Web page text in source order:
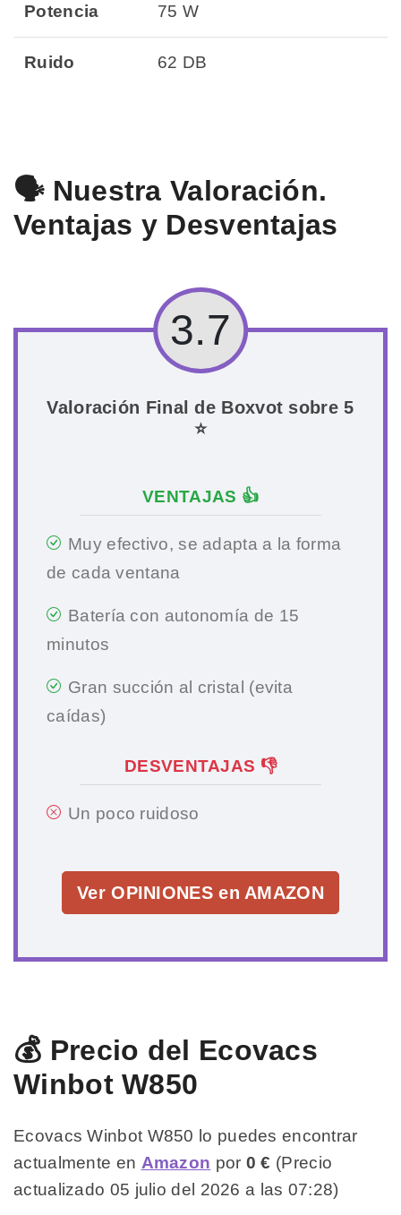
Potencia 75 W
Ruido 62 DB
🗣️ Nuestra Valoración.
Ventajas y Desventajas
3.7
Valoración Final de Boxvot sobre 5
⭐
VENTAJAS 👍
Muy efectivo, se adapta a la forma
de cada ventana
Batería con autonomía de 15
minutos
Gran succión al cristal (evita
caídas)
DESVENTAJAS 👎
Un poco ruidoso
Ver OPINIONES en AMAZON
💰 Precio del Ecovacs
Winbot W850
Ecovacs Winbot W850 lo puedes encontrar
actualmente en Amazon por 0 € (Precio
actualizado 05 julio del 2026 a las 07:28)